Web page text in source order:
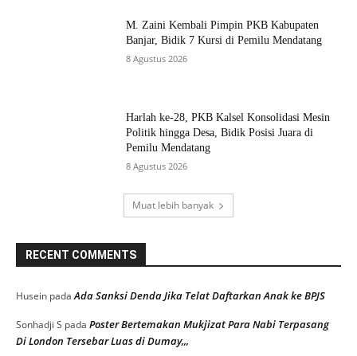
M. Zaini Kembali Pimpin PKB Kabupaten
Banjar, Bidik 7 Kursi di Pemilu Mendatang
8 Agustus 2026
Harlah ke-28, PKB Kalsel Konsolidasi Mesin
Politik hingga Desa, Bidik Posisi Juara di
Pemilu Mendatang
8 Agustus 2026
Muat lebih banyak
RECENT COMMENTS
Husein padaAda Sanksi Denda Jika Telat Daftarkan Anak ke BPJS
Sonhadji S pada Poster Bertemakan Mukjizat Para Nabi Terpasang
Di London Tersebar Luas di Dumay,,,